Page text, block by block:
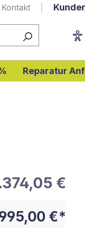
Kontakt
Reparatur
€
€*